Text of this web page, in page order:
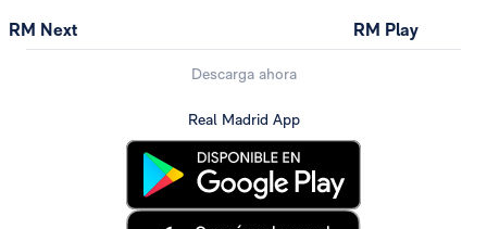
RM Next RM Play
Descarga ahora
Real Madrid App